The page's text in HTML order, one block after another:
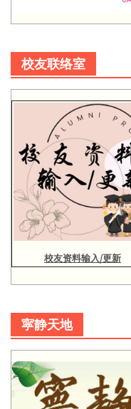
校友联络室
校友资料输入/更新
寜静天地